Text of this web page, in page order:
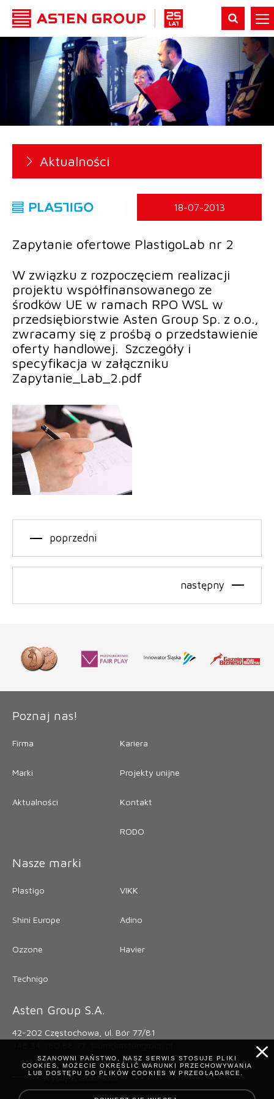
Aktualności
18-07-2013
Zapytanie ofertowe PlastigoLab nr 2
W związku z rozpoczęciem realizacji
projektu współfinansowanego ze
środków UE w ramach RPO WSL w
przedsiębiorstwie Asten Group Sp. z o.o.,
zwracamy się z prośbą o przedstawienie
oferty handlowej. Szczegóły i
specyfikacja w załączniku
Zapytanie_Lab_2.pdf
poprzedni
następny
Poznaj nas!
Firma
Marki
Aktualności
Kariera
Projekty unijne
Kontakt
RODO
Nasze marki
Plastigo
Shini Europe
Ozzone
Technigo
VIKK
Adino
Havier
Asten Group S.A.
42-202 Częstochowa, ul. Bór 77/81
wyślij wiadomość
SZANOWNI PAŃSTWO, NASZ SERWIS STOSUJE PLIKI
COOKIES. MOŻECIE OKREŚLIĆ WARUNKI PRZECHOWYWANIA
LUB DOSTĘPU DO PLIKÓW COOKIES W PRZEGLĄDARCE.